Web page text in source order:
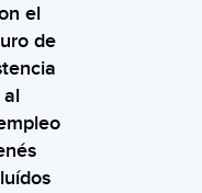
el
de
al